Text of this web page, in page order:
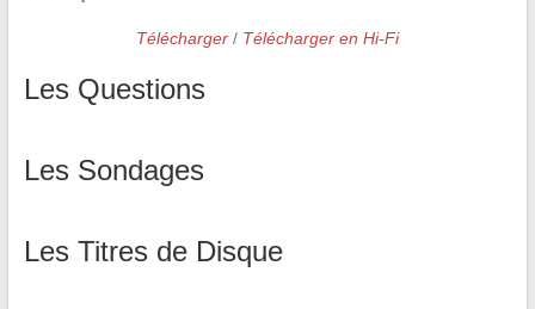
Télécharger/ Télécharger en Hi-Fi
Les Questions
Les Sondages
Les Titres de Disque